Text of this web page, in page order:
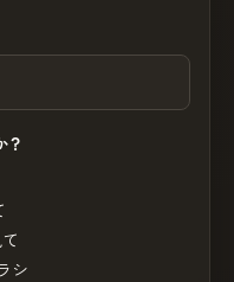
？
シ